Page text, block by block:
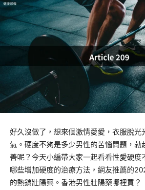
好久沒做了，想來個激情愛愛，衣服脫光
氣。硬度不夠是多少男性的苦惱問題，勃
善呢？今天小編帶大家一起看看性愛硬度
哪些增加硬度的治療方法，網友推薦的
的熱銷壯陽藥。香港男性壯陽藥哪裡買？